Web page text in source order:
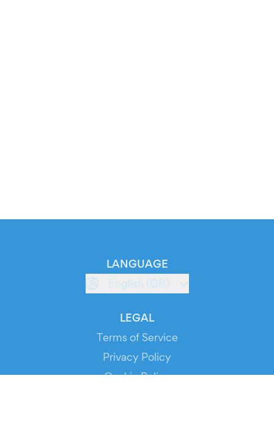
LANGUAGE
English (GB)
LEGAL
Terms of Service
Privacy Policy
Cookie Policy